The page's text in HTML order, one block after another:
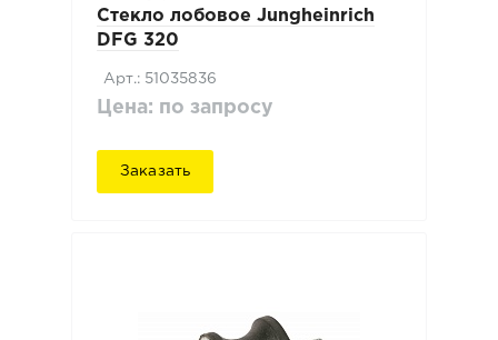
Стекло лобовое Jungheinrich
DFG 320
Арт.: 51035836
Цена: по запросу
Заказать